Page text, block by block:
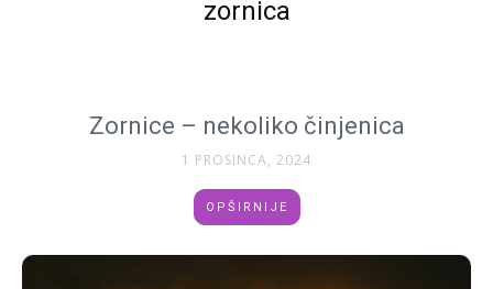
zornica
Zornice – nekoliko činjenica
1 PROSINCA, 2024
OPŠIRNIJE